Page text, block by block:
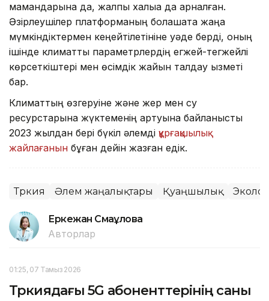
мамандарына да, жалпы халыққа да арналған.
Әзірлеушілер платформаның болашақта жаңа
мүмкіндіктермен кеңейтілетініне уәде берді, оның
ішінде климаттық параметрлердің егжей-тегжейлі
көрсеткіштері мен өсімдік жайын талдау қызметі
бар.
Климаттың өзгеруіне және жер мен су
ресурстарына жүктеменің артуына байланысты
2023 жылдан бері бүкіл әлемді құрғақшылық
жайлағанын бұған дейін жазған едік.
Түркия Әлем жаңалықтары Қуаңшылық
Еркежан Смағұлова
Авторлар
01:25, 07 Тамыз 2026
Түркиядағы 5G абоненттерінің саны